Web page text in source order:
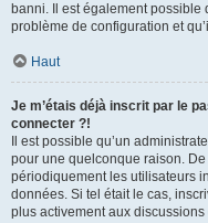
banni. Il est également possible
problème de configuration et
Haut
Je m’étais déjà inscrit par le
connecter ?!
Il est possible qu’un
pour une quelconque raison.
périodiquement les utilisateurs
données. Si tel était le cas,
plus activement aux discussions